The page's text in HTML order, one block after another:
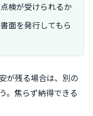
検が受けられるか
面を発行してもら
が残る場合は、別の
。焦らず納得できる